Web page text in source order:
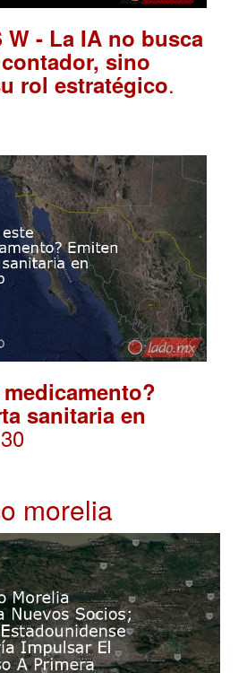
W - La IA no busca
sino
rol estratégico.
sanitaria en
morelia